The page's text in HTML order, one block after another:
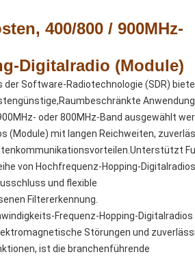
400/800 / 900MHz-
Digitalradio (Module)
der Software-Radiotechnologie (SDR)
oder 800MHz-Band ausgewählt
(Module) mit langen Reichweiten,
von Hochfrequenz-Hopping-Digitalradios
und flexible
Filtererkennung.
Frequenz-Hopping-Digitalradios
Störungen und
ist die branchenführende